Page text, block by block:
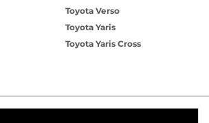
Toyota Verso
Toyota Yaris
Toyota Yaris Cross